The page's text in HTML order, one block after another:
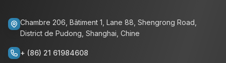
Chambre 206, Bâtiment 1, Lane 88, Shengrong Road,
District de Pudong, Shanghai, Chine
+ (86) 21 61984608